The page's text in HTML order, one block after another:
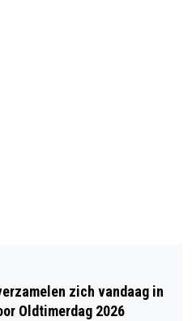
IN BRAND
ZIJN VOOR
zich vandaag in
Oldtimerdag 2026